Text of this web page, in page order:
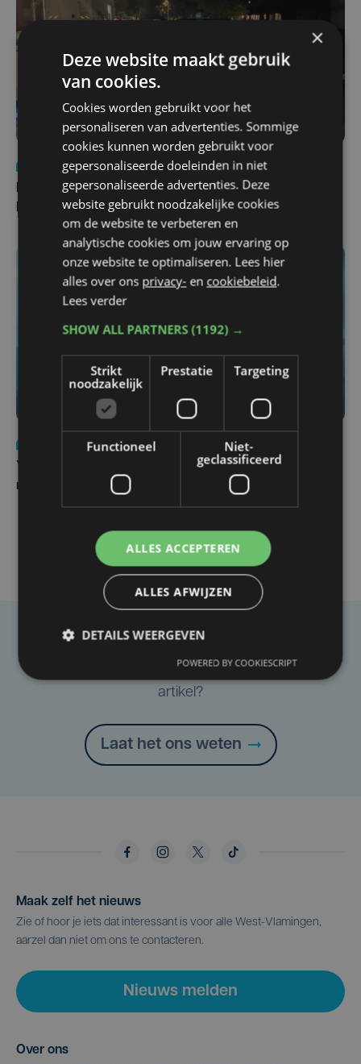
Nieuws
di 4 augustus | 09:32
Man en vrouw dood aangetroffen in woning in Sint-
Pieters Brugge
do 6 augustus | 21:30
Yaro (19), slachtoffer van vechtpartij, is na
maandenlange coma overleden
Taalfout opgemerkt?
Heb je een taal- of schrijffout opgemerkt in dit
artikel?
Laat het ons weten
Maak zelf het nieuws
Zie of hoor je iets dat interessant is voor alle West-Vlamingen,
aarzel dan niet om ons te contacteren.
Nieuws melden
Over ons
×
Deze website maakt gebruik
van cookies.
Cookies worden gebruikt voor het
personaliseren van advertenties. Sommige
cookies kunnen worden gebruikt voor
gepersonaliseerde doeleinden in niet
gepersonaliseerde advertenties. Deze
website gebruikt noodzakelijke cookies
om de website te verbeteren en
analytische cookies om jouw ervaring op
onze website te optimaliseren. Lees hier
alles over ons privacy- en cookiebeleid.
Lees verder
SHOW ALL PARTNERS(1192) →
Strikt
noodzakelijk
Prestatie Targeting
Functioneel
Niet-
geclassificeerd
ALLES ACCEPTEREN
ALLES AFWIJZEN
DETAILS WEERGEVEN
POWERED BY COOKIESCRIPT